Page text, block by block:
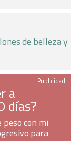
de belleza y
Publicidad
a
días?
peso con mi
para